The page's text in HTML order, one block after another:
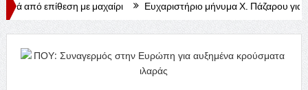
μαχαίρι Ευχαριστήριο μήνυμα Χ. Πάζαρου για Α. Βαφεάδη